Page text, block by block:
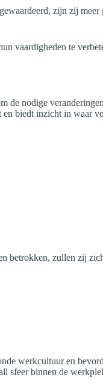
zijn zij
vaardigheden te
de nodige
biedt inzicht in waar
betrokken, zullen zij
werkcultuur en
sfeer binnen de